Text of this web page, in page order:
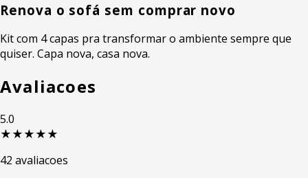
Renova o sofá sem comprar novo
Kit com 4 capas pra transformar o ambiente sempre que
quiser. Capa nova, casa nova.
Avaliacoes
5.0
★★★★★
42 avaliacoes